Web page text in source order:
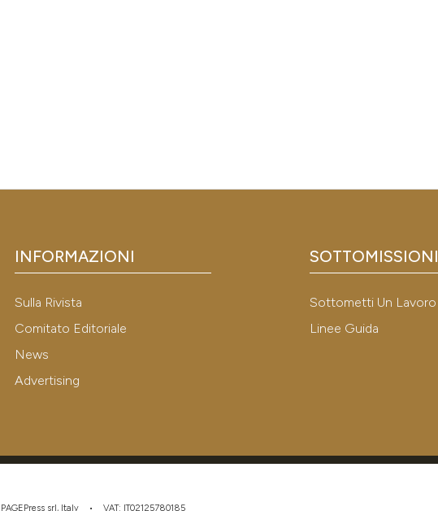
INFORMAZIONI
Sulla Rivista
Comitato Editoriale
News
Advertising
SOTTOMISSIONI
Sottometti Un Lavoro
Linee Guida
srl, Italy • VAT: IT02125780185